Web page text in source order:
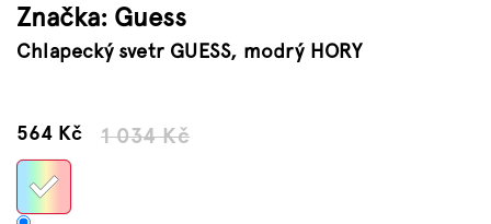
Značka: Guess
Chlapecký svetr GUESS, modrý HORY
1 034 Kč
564 KčMěrná